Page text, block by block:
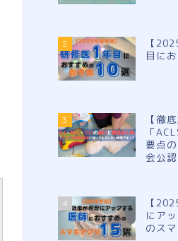
2
【
目に
3
【徹
「
要点
会公
4
【
にア
のス